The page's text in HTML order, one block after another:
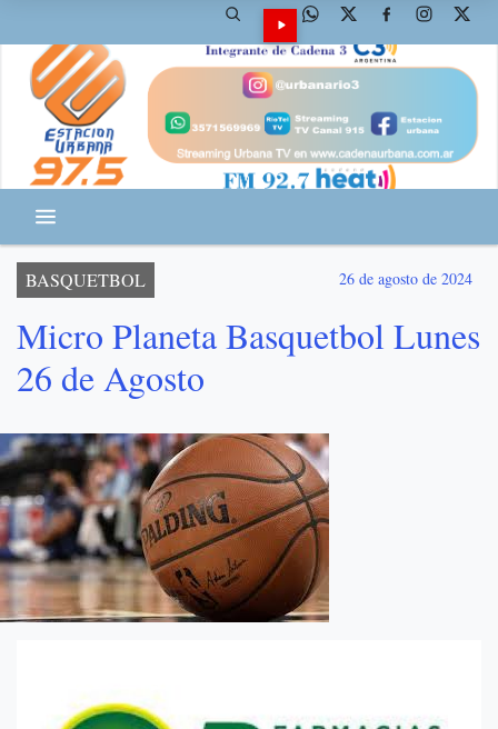
BASQUETBOL 26 de agosto de 2024
Micro Planeta Basquetbol Lunes
26 de Agosto